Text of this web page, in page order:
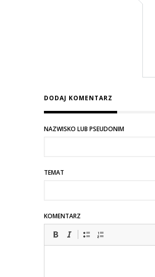
DODAJ KOMENTARZ
NAZWISKO LUB PSEUDONIM
TEMAT
KOMENTARZ